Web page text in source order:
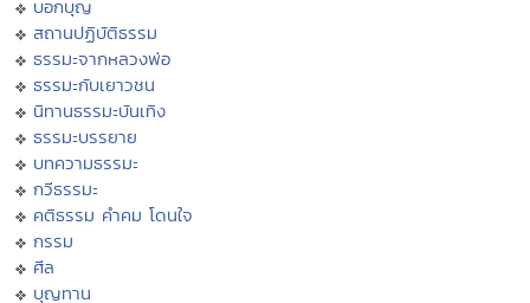
บอกบุญ
สถานปฏิบัติธรรม
ธรรมะจากหลวงพ่อ
ธรรมะกับเยาวชน
นิทานธรรมะบันเทิง
ธรรมะบรรยาย
บทความธรรมะ
กวีธรรมะ
คติธรรม คำคม โดนใจ
กรรม
ศีล
บุญทาน